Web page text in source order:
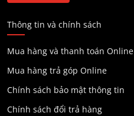
Thông tin và chính sách
Mua hàng và thanh toán Online
Mua hàng trả góp Online
Chính sách bảo mật thông tin
Chính sách đổi trả hàng